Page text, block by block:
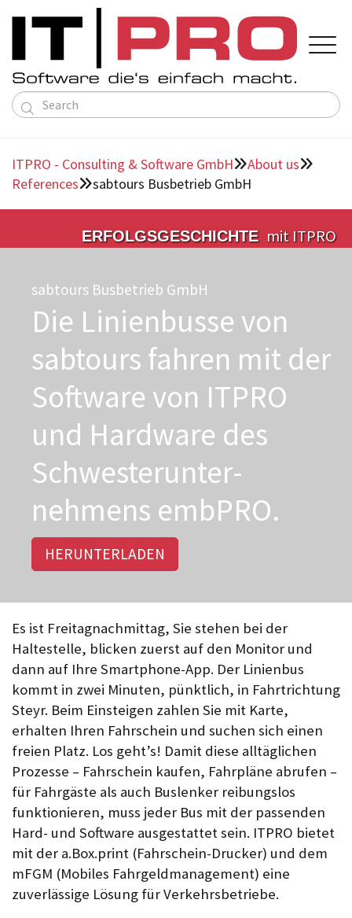
Service ERP
About us
About us
Team
References
Deutsch
English
Contact
Directions

ITPRO - Consulting & Software GmbHAbout us
Referencessabtours Busbetrieb GmbH
ERFOLGSGESCHICHTE mit ITPRO
sabtours Busbetrieb GmbH
Die Linienbusse von
sabtours fahren mit der
Software von ITPRO
und Hardware des
Schwester­unter­
nehmens embPRO.
HERUNTERLADEN
Es ist Freitagnachmittag, Sie stehen bei der
Haltestelle, blicken zuerst auf den Monitor und
dann auf Ihre Smartphone-App. Der Linienbus
kommt in zwei Minuten, pünktlich, in Fahrtrichtung
Steyr. Beim Einsteigen zahlen Sie mit Karte,
erhalten Ihren Fahrschein und suchen sich einen
freien Platz. Los geht’s! Damit diese alltäglichen
Prozesse – Fahrschein kaufen, Fahrpläne abrufen –
für Fahrgäste als auch Buslenker reibungslos
funktionieren, muss jeder Bus mit der passenden
Hard- und Software ausgestattet sein. ITPRO bietet
mit der a.Box.print (Fahrschein-Drucker) und dem
mFGM (Mobiles Fahrgeldmanagement) eine
zuverlässige Lösung für Verkehrsbetriebe.